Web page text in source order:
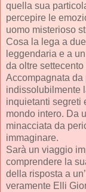
quella sua
percepire le
uomo misterioso
Cosa la lega a
leggendaria e a
da oltre
Accompagnata
indissolubilmente
inquietanti segreti
mondo intero. Da
minacciata da
immaginare.
Sarà un viaggio
comprendere la
della risposta a
veramente Elli